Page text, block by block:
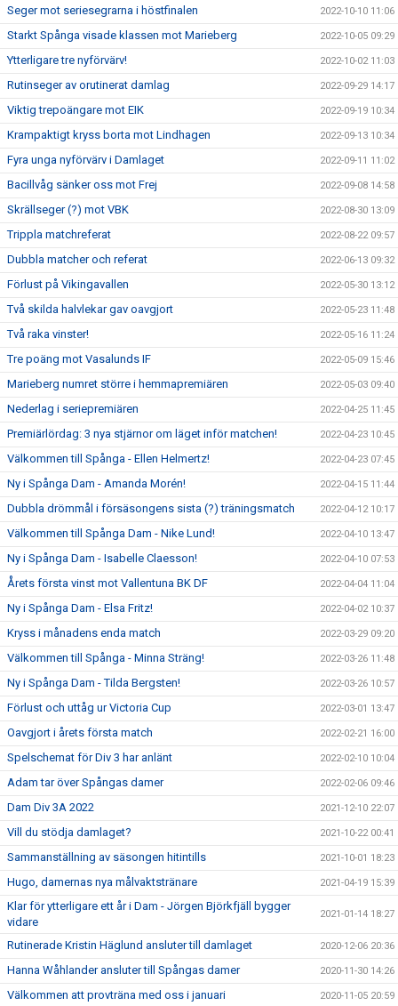
Seger mot seriesegrarna i höstfinalen 2022-10-10 11:06
Starkt Spånga visade klassen mot Marieberg 2022-10-05 09:29
Ytterligare tre nyförvärv! 2022-10-02 11:03
Rutinseger av orutinerat damlag 2022-09-29 14:17
Viktig trepoängare mot EIK 2022-09-19 10:34
Krampaktigt kryss borta mot Lindhagen 2022-09-13 10:34
Fyra unga nyförvärv i Damlaget 2022-09-11 11:02
Bacillvåg sänker oss mot Frej 2022-09-08 14:58
Skrällseger (?) mot VBK 2022-08-30 13:09
Trippla matchreferat 2022-08-22 09:57
Dubbla matcher och referat 2022-06-13 09:32
Förlust på Vikingavallen 2022-05-30 13:12
Två skilda halvlekar gav oavgjort 2022-05-23 11:48
Två raka vinster! 2022-05-16 11:24
Tre poäng mot Vasalunds IF 2022-05-09 15:46
Marieberg numret större i hemmapremiären 2022-05-03 09:40
Nederlag i seriepremiären 2022-04-25 11:45
Premiärlördag: 3 nya stjärnor om läget inför matchen! 2022-04-23 10:45
Välkommen till Spånga - Ellen Helmertz! 2022-04-23 07:45
Ny i Spånga Dam - Amanda Morén! 2022-04-15 11:44
Dubbla drömmål i försäsongens sista (?) träningsmatch 2022-04-12 10:17
Välkommen till Spånga Dam - Nike Lund! 2022-04-10 13:47
Ny i Spånga Dam - Isabelle Claesson! 2022-04-10 07:53
Årets första vinst mot Vallentuna BK DF 2022-04-04 11:04
Ny i Spånga Dam - Elsa Fritz! 2022-04-02 10:37
Kryss i månadens enda match 2022-03-29 09:20
Välkommen till Spånga - Minna Sträng! 2022-03-26 11:48
Ny i Spånga Dam - Tilda Bergsten! 2022-03-26 10:57
Förlust och uttåg ur Victoria Cup 2022-03-01 13:47
Oavgjort i årets första match 2022-02-21 16:00
Spelschemat för Div 3 har anlänt 2022-02-10 10:04
Adam tar över Spångas damer 2022-02-06 09:46
Dam Div 3A 2022 2021-12-10 22:07
Vill du stödja damlaget? 2021-10-22 00:41
Sammanställning av säsongen hitintills 2021-10-01 18:23
Hugo, damernas nya målvaktstränare 2021-04-19 15:39
Klar för ytterligare ett år i Dam - Jörgen Björkfjäll bygger
vidare
2021-01-14 18:27
Rutinerade Kristin Häglund ansluter till damlaget 2020-12-06 20:36
Hanna Wåhlander ansluter till Spångas damer 2020-11-30 14:26
Välkommen att provträna med oss i januari 2020-11-05 20:59